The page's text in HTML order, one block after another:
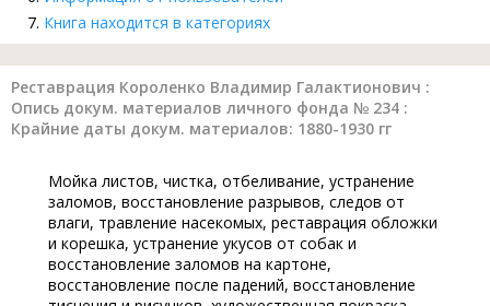
Книга находится в категориях
Реставрация Короленко Владимир Галактионович :
Опись докум. материалов личного фонда № 234 :
Крайние даты докум. материалов: 1880-1930 гг
Мойка листов, чистка, отбеливание, устранение
заломов, восстановление разрывов, следов от
влаги, травление насекомых, реставрация обложки
и корешка, устранение укусов от собак и
восстановление заломов на картоне,
восстановление после падений, восстановление